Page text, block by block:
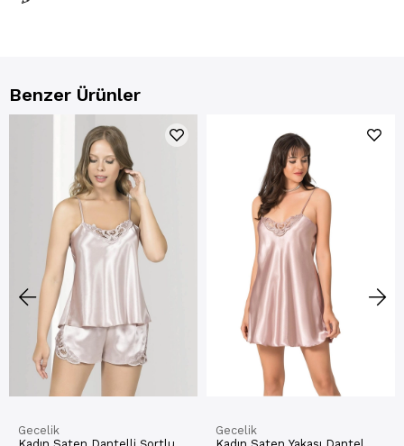
Benzer Ürünler
Gecelik
Gecelik